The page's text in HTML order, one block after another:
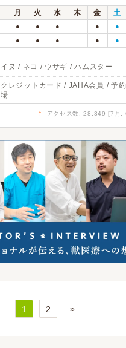
月 火 水 木 金 土
● ● ● ● ●
● ● ● ● ●
イヌ / ネコ / ウサギ / ハムスター
クレジットカード / JAHA会員 / 予
場
↑ アクセス数: 28,349 [7月
1 2 »